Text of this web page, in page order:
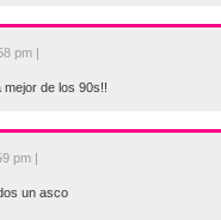
pm |
mejor de los 90s!!
pm |
un asco